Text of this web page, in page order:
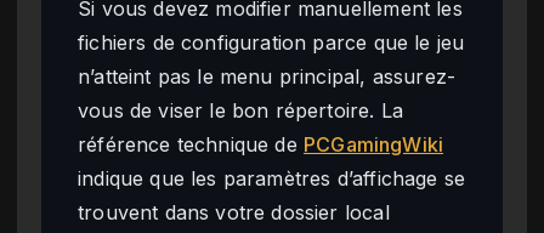
Si vous devez modifier manuellement les
fichiers de configuration parce que le jeu
n’atteint pas le menu principal, assurez-
vous de viser le bon répertoire. La
référence technique de PCGamingWiki
indique que les paramètres d’affichage se
trouvent dans votre dossier local